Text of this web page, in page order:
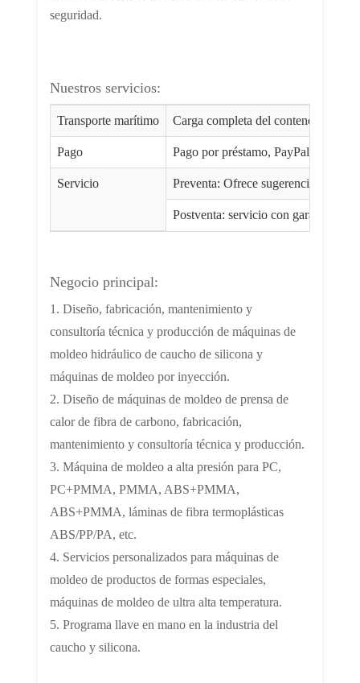
seguridad.
Nuestros servicios:
Transporte marítimo Carga completa del contenedor (1-2
Pago Pago por préstamo, PayPal,
Servicio Preventa: Ofrece sugerencias
Postventa: servicio con garantía de
Negocio principal:
1. Diseño, fabricación, mantenimiento y
consultoría técnica y producción de máquinas de
moldeo hidráulico de caucho de silicona y
máquinas de moldeo por inyección.
2. Diseño de máquinas de moldeo de prensa de
calor de fibra de carbono, fabricación,
mantenimiento y consultoría técnica y producción.
3. Máquina de moldeo a alta presión para PC,
PC+PMMA, PMMA, ABS+PMMA,
ABS+PMMA, láminas de fibra termoplásticas
ABS/PP/PA, etc.
4. Servicios personalizados para máquinas de
moldeo de productos de formas especiales,
máquinas de moldeo de ultra alta temperatura.
5. Programa llave en mano en la industria del
caucho y silicona.